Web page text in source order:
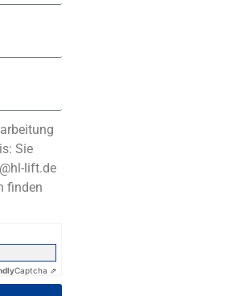
Sie
lift.de
finden
Captcha ⇗